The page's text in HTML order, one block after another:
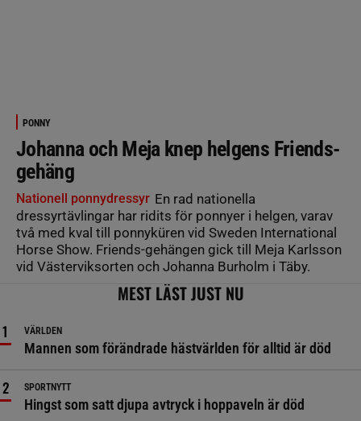
PONNY
Johanna och Meja knep helgens Friends-
gehäng
Nationell ponnydressyr En rad nationella
dressyrtävlingar har ridits för ponnyer i helgen, varav
två med kval till ponnyküren vid Sweden International
Horse Show. Friends-gehängen gick till Meja Karlsson
vid Västerviksorten och Johanna Burholm i Täby.
MEST LÄST JUST NU
VÄRLDEN
Mannen som förändrade hästvärlden för alltid är död
SPORTNYTT
Hingst som satt djupa avtryck i hoppaveln är död